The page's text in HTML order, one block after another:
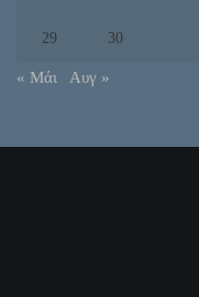
29 30
« Μάι Αυγ »